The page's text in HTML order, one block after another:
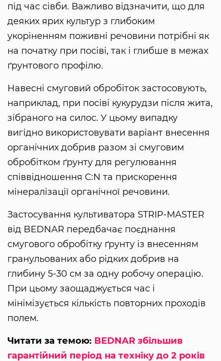
під час сівби. Важливо відзначити, що для
деяких ярих культур з глибоким
укоріненням поживні речовини потрібні як
на початку при посіві, так і глибше в межах
ґрунтового профілю.
Навесні смуговий обробіток застосовують,
наприклад, при посіві кукурудзи після жита,
зібраного на силос. У цьому випадку
вигідно використовувати варіант внесення
органічних добрив разом зі смуговим
обробітком ґрунту для регулювання
співвідношення C:N та прискорення
мінералізації органічної речовини.
Застосування культиватора STRIP-MASTER
від BEDNAR передбачає поєднання
смугового обробітку ґрунту із внесенням
гранульованих або рідких добрив на
глибину 5-30 см за одну робочу операцію.
При цьому заощаджується час і
мінімізується кількість повторних проходів
полем.
Читати за темою: BEDNAR збільшив
гарантійний період на техніку до 2 років